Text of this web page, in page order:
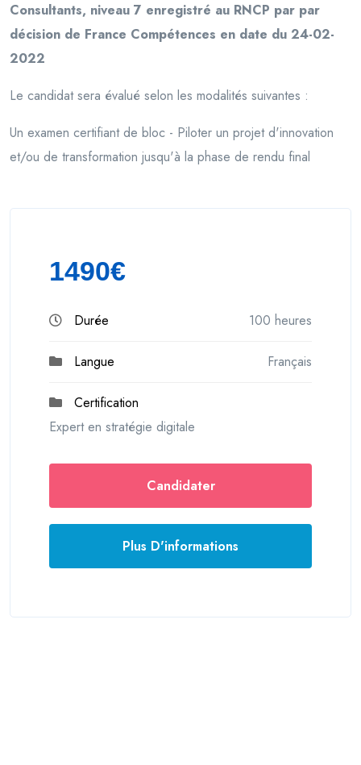
Consultants, niveau 7 enregistré au RNCP par par
décision de France Compétences en date du 24-02-
2022
Le candidat sera évalué selon les modalités suivantes :
Un examen certifiant de bloc - Piloter un projet d'innovation
et/ou de transformation jusqu'à la phase de rendu final
1490€
Durée 100 heures
Langue Français
Certification
Expert en stratégie digitale
Candidater
Plus D'informations